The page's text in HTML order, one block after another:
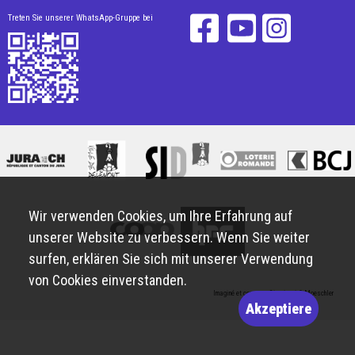
Treten Sie unserer WhatsApp-Gruppe bei
Imaginé et conçu parGiorgianni & Moeschler
Wir verwenden Cookies, um Ihre Erfahrung auf
unserer Website zu verbessern. Wenn Sie weiter
surfen, erklären Sie sich mit unserer Verwendung
von Cookies einverstanden.
Akzeptiere